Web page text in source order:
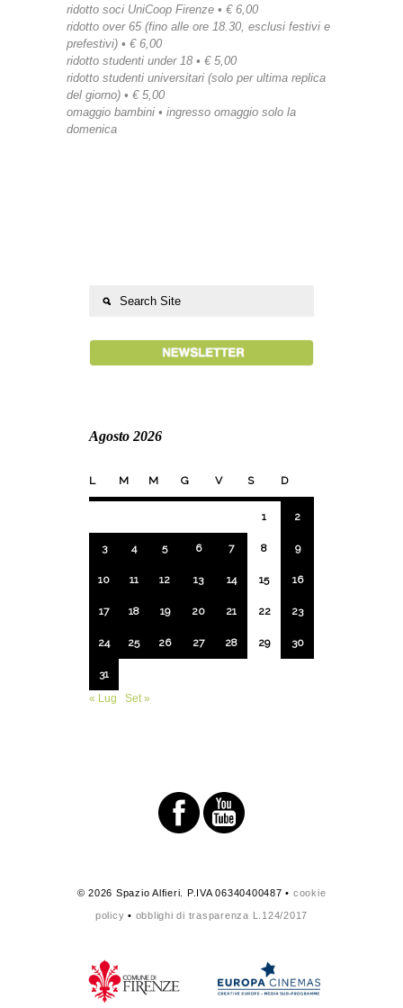
ridotto soci UniCoop Firenze • € 6,00
ridotto over 65 (fino alle ore 18.30, esclusi festivi e
prefestivi) • € 6,00
ridotto studenti under 18 • € 5,00
ridotto studenti universitari (solo per ultima replica
del giorno) • € 5,00
omaggio bambini • ingresso omaggio solo la
domenica
Agosto 2026
L M M G V S D
1 2
3 4 5 6 7 8 9
10 11 12 13 14 15 16
17 18 19 20 21 22 23
24 25 26 27 28 29 30
31
« Lug
Set »
© 2026 Spazio Alfieri. P.IVA 06340400487 • cookie
policy • obblighi di trasparenza L.124/2017